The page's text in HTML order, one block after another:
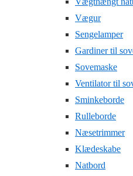
Vægur
Sengelamper
Gardiner til
Sovemaske
Ventilator til
Sminkeborde
Rulleborde
Næsetrimmer
Klædeskabe
Natbord